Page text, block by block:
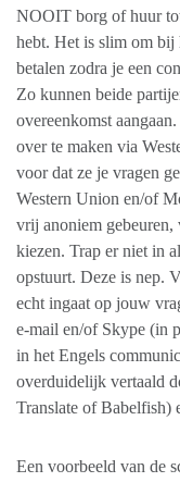
NOOIT borg of huur
hebt. Het is slim om bij
betalen zodra je een
Zo kunnen beide
overeenkomst
over te maken via
voor dat ze je vragen
Western Union en/of
vrij anoniem gebeuren,
kiezen. Trap er niet in
opstuurt. Deze is nep.
echt ingaat op jouw
e-mail en/of Skype (in
in het Engels
overduidelijk vertaald
Translate of Babelfish)
Een voorbeeld van de